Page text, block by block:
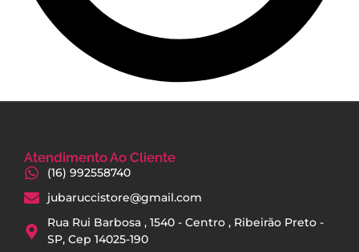
Atendimento Ao Cliente
(16) 992558740
jubaruccistore@gmail.com
Rua Rui Barbosa , 1540 - Centro , Ribeirão Preto -
SP, Cep 14025-190